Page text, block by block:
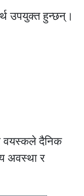
उपयुक्त हुन्छन्।
वयस्कले दैनिक
अवस्था र